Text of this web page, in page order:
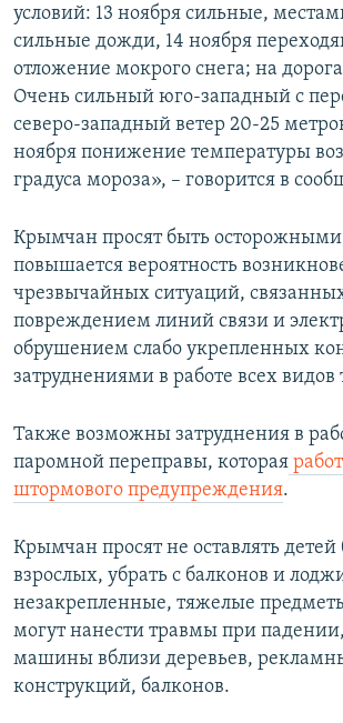
условий: 13 ноября сильные,
сильные дожди, 14 ноября
отложение мокрого снега; на
Очень сильный юго-западный с
северо-западный ветер 20-25
ноября понижение температуры
градуса мороза», – говорится в
Крымчан просят быть
повышается вероятность
чрезвычайных ситуаций,
повреждением линий связи и
обрушением слабо укрепленных
затруднениями в работе всех видов
Также возможны затруднения в
паромной переправы, которая
штормового предупреждения.
Крымчан просят не оставлять детей
взрослых, убрать с балконов и
незакрепленные, тяжелые
могут нанести травмы при
машины вблизи деревьев,
конструкций, балконов.